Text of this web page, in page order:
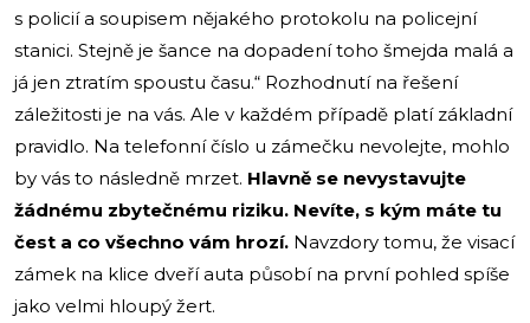
s policií a soupisem nějakého protokolu na policejní
stanici. Stejně je šance na dopadení toho šmejda malá a
já jen ztratím spoustu času.“ Rozhodnutí na řešení
záležitosti je na vás. Ale v každém případě platí základní
pravidlo. Na telefonní číslo u zámečku nevolejte, mohlo
by vás to následně mrzet. Hlavně se nevystavujte
žádnému zbytečnému riziku. Nevíte, s kým máte tu
čest a co všechno vám hrozí. Navzdory tomu, že visací
zámek na klice dveří auta působí na první pohled spíše
jako velmi hloupý žert.